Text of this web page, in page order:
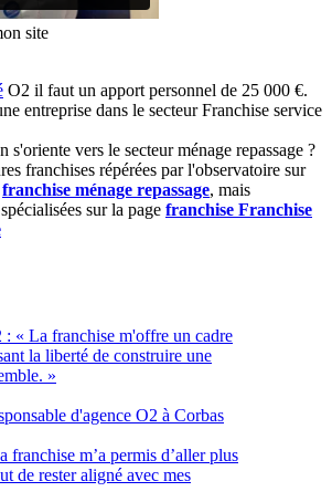
site
O2 il faut un apport personnel de 25 000 €.
entreprise dans le secteur Franchise service
s'oriente vers le secteur ménage repassage ?
franchises répérées par l'observatoire sur
franchise ménage repassage, mais
sur la page franchise Franchise
« La franchise m'offre un cadre
la liberté de construire une
»
d'agence O2 à Corbas
m’a permis d’aller plus
de rester aligné avec mes